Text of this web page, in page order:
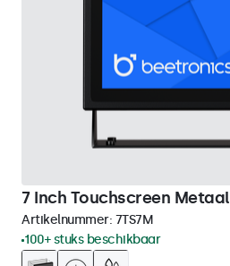
7 Inch Touchscreen Metaal
Artikelnummer: 7TS7M
100+ stuks beschikbaar